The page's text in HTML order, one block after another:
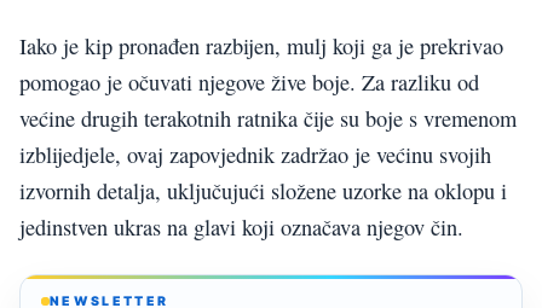
Iako je kip pronađen razbijen, mulj koji ga je prekrivao
pomogao je očuvati njegove žive boje. Za razliku od
većine drugih terakotnih ratnika čije su boje s vremenom
izblijedjele, ovaj zapovjednik zadržao je većinu svojih
izvornih detalja, uključujući složene uzorke na oklopu i
jedinstven ukras na glavi koji označava njegov čin.
NEWSLETTER